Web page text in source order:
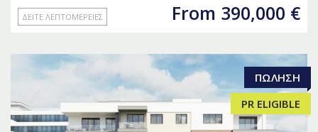
ΔΕΊΤΕ ΛΕΠΤΟΜΈΡΕΙΕΣ From 390,000 €
ΠΏΛΗΣΗ
PR ELIGIBLE